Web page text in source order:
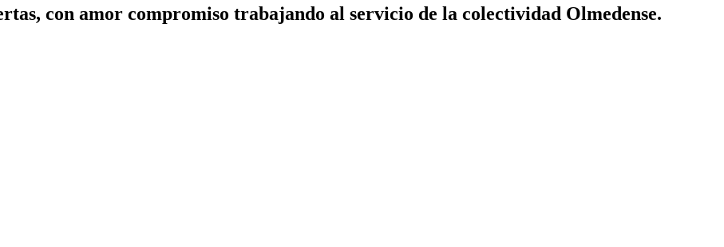
con amor compromiso trabajando al servicio de la colectividad Olmedense.